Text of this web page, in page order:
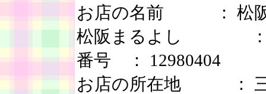
お店の名前 ： 松阪
松阪まるよし
番号 ： 12980404
お店の所在地 ： 三